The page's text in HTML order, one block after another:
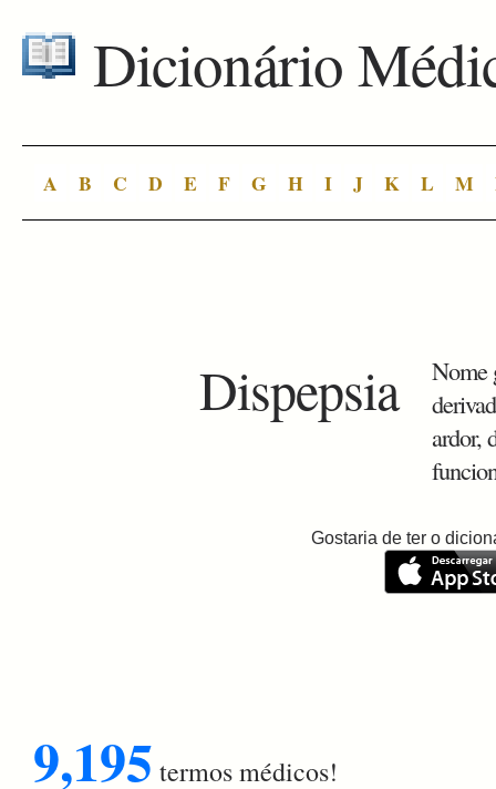
Dicionário
A B C D E F G H I J K L M
Dispepsia
Nome
ardor,
Gostaria de ter o
9,195 termos médicos!